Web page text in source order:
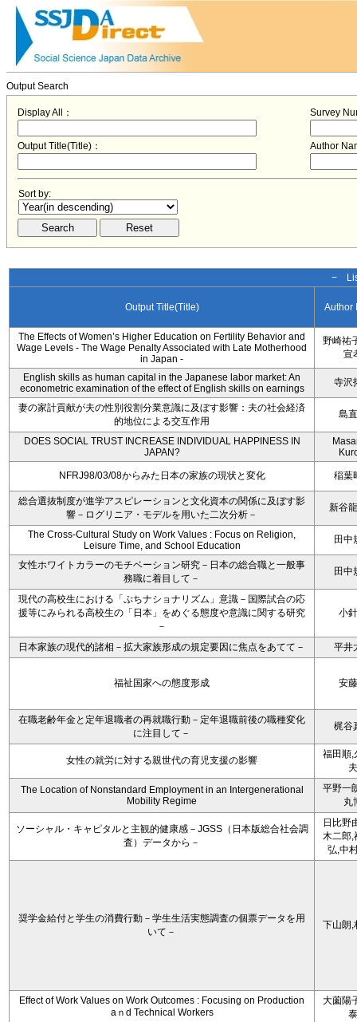
Output Search
Display All： Survey
Output Title(Title)： Author
Sort by:
−
Output Title(Title) Author
The Effects of Women’s Higher Education on Fertility Behavior and
Wage Levels - The Wage Penalty Associated with Late Motherhood
in Japan -
野崎祐
宣
English skills as human capital in the Japanese labor market: An
econometric examination of the effect of English skills on earnings
寺沢
妻の家計貢献が夫の性別役割分業意識に及ぼす影響：夫の社会経済
的地位による交互作用
島
DOES SOCIAL TRUST INCREASE INDIVIDUAL HAPPINESS IN
JAPAN?
NFRJ98/03/08からみた日本の家族の現状と変化 稲葉
総合選抜制度が進学アスピレーションと文化資本の関係に及ぼす影
響－ログリニア・モデルを用いた二次分析－
新谷
The Cross-Cultural Study on Work Values : Focus on Religion,
Leisure Time, and School Education
田中
女性ホワイトカラーのモチベーション研究－日本の総合職と一般事
務職に着目して－
田中
現代の高校生における「ぷちナショナリズム」意識－国際試合の応
援等にみられる高校生の「日本」をめぐる態度や意識に関する研究
－
小
日本家族の現代的諸相－拡大家族形成の規定要因に焦点をあてて－ 平井
福祉国家への態度形成 安
在職老齢年金と定年退職者の再就職行動－定年退職前後の職種変化
に注目して－
梶谷
女性の就労に対する親世代の育児支援の影響
福田順,
夫
The Location of Nonstandard Employment in an Intergenerational
Mobility Regime
平野一
丸
ソーシャル・キャピタルと主観的健康感－JGSS（日本版総合社会調
査）データから－
日比野
木二郎,
弘,中
奨学金給付と学生の消費行動－学生生活実態調査の個票データを用
いて－
下山朗,
Effect of Work Values on Work Outcomes : Focusing on Production
aｎd Technical Workers
大薗陽
泰